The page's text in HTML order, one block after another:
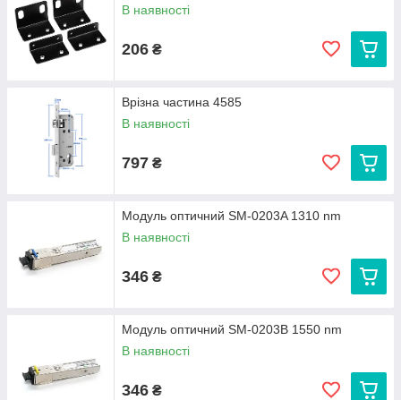
В наявності
206 ₴
Врізна частина 4585
В наявності
797 ₴
Модуль оптичний SM-0203A 1310 nm
В наявності
346 ₴
Модуль оптичний SM-0203B 1550 nm
В наявності
346 ₴